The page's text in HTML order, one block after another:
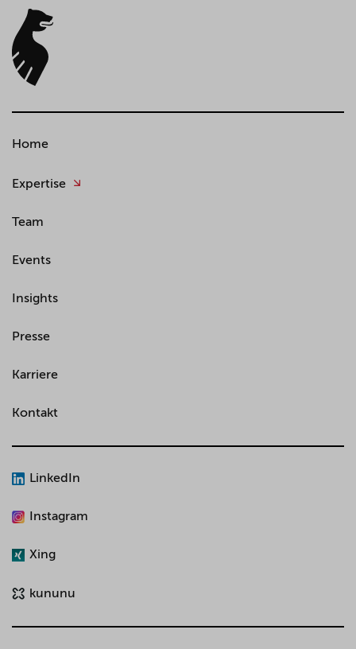
Home
Expertise
Team
Events
Insights
Presse
Karriere
Kontakt
LinkedIn
Instagram
Xing
kununu